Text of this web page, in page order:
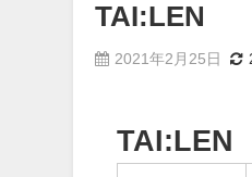
TAI:LEN
2021年2月25日
TAI:LEN